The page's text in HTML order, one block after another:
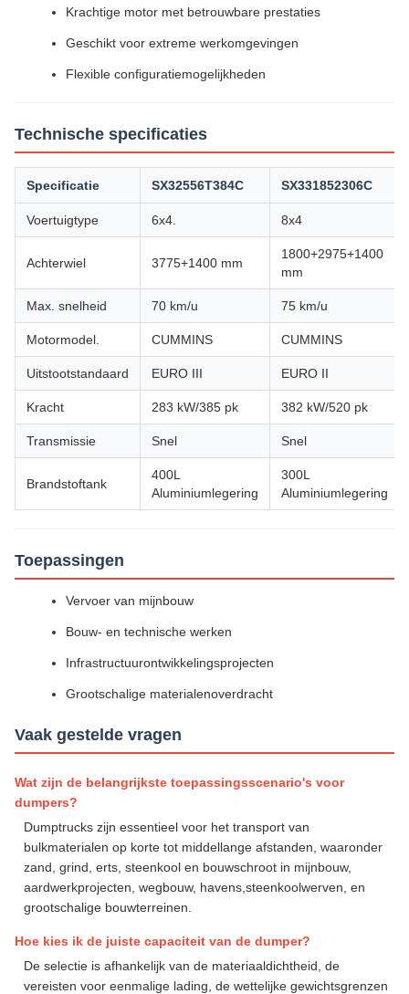
Krachtige motor met betrouwbare prestaties
Geschikt voor extreme werkomgevingen
Flexible configuratiemogelijkheden
Technische specificaties
Specificatie SX32556T384C SX331852306C
Voertuigtype 6x4. 8x4
Achterwiel 3775+1400 mm
1800+2975+1400
mm
Max. snelheid 70 km/u 75 km/u
Motormodel. CUMMINS CUMMINS
Uitstootstandaard EURO III EURO II
Kracht 283 kW/385 pk 382 kW/520 pk
Transmissie Snel Snel
Brandstoftank
400L
Aluminiumlegering
300L
Aluminiumlegering
Toepassingen
Vervoer van mijnbouw
Bouw- en technische werken
Infrastructuurontwikkelingsprojecten
Grootschalige materialenoverdracht
Vaak gestelde vragen
Wat zijn de belangrijkste toepassingsscenario's voor
dumpers?
Dumptrucks zijn essentieel voor het transport van
bulkmaterialen op korte tot middellange afstanden, waaronder
zand, grind, erts, steenkool en bouwschroot in mijnbouw,
aardwerkprojecten, wegbouw, havens,steenkoolwerven, en
grootschalige bouwterreinen.
Hoe kies ik de juiste capaciteit van de dumper?
De selectie is afhankelijk van de materiaaldichtheid, de
vereisten voor eenmalige lading, de wettelijke gewichtsgrenzen